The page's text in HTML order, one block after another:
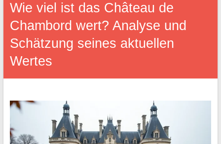
Wie viel ist das Château de
Chambord wert? Analyse und
Schätzung seines aktuellen
Wertes